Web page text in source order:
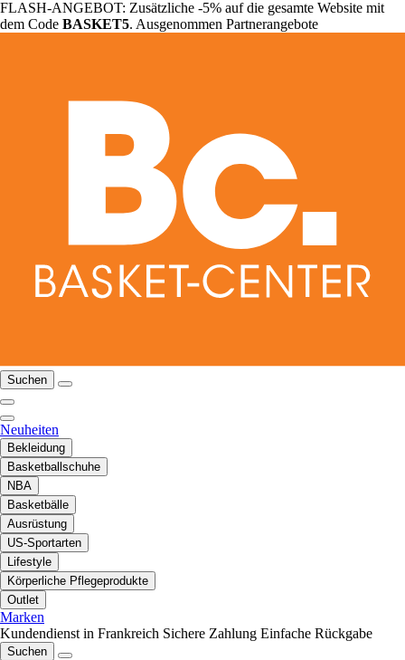
FLASH-ANGEBOT: Zusätzliche -5% auf die gesamte Website mit
dem Code BASKET5. Ausgenommen Partnerangebote
Suchen
Neuheiten
Bekleidung
Basketballschuhe
NBA
Basketbälle
Ausrüstung
US-Sportarten
Lifestyle
Körperliche Pflegeprodukte
Outlet
Marken
Kundendienst in Frankreich Sichere Zahlung Einfache Rückgabe
Suchen